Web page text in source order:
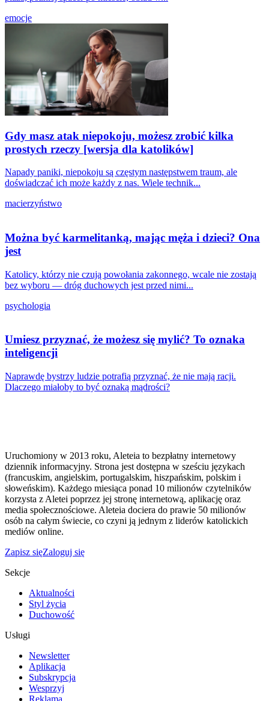
emocje
Gdy masz atak niepokoju, możesz zrobić kilka
prostych rzeczy [wersja dla katolików]
Napady paniki, niepokoju są częstym następstwem traum, ale
doświadczać ich może każdy z nas. Wiele technik...
macierzyństwo
Można być karmelitanką, mając męża i dzieci? Ona
jest
Katolicy, którzy nie czują powołania zakonnego, wcale nie zostają
bez wyboru — dróg duchowych jest przed nimi...
psychologia
Umiesz przyznać, że możesz się mylić? To oznaka
inteligencji
Naprawdę bystrzy ludzie potrafią przyznać, że nie mają racji.
Dlaczego miałoby to być oznaką mądrości?
Uruchomiony w 2013 roku, Aleteia to bezpłatny internetowy
dziennik informacyjny. Strona jest dostępna w sześciu językach
(francuskim, angielskim, portugalskim, hiszpańskim, polskim i
słoweńskim). Każdego miesiąca ponad 10 milionów czytelników
korzysta z Aletei poprzez jej stronę internetową, aplikację oraz
media społecznościowe. Aleteia dociera do prawie 50 milionów
osób na całym świecie, co czyni ją jednym z liderów katolickich
mediów online.
Zapisz sięZaloguj się
Sekcje
Aktualności
Styl życia
Duchowość
Usługi
Newsletter
Aplikacja
Subskrypcja
Wesprzyj